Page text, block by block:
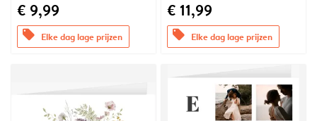
€ 9,99
offers Elke dag lage prijzen
€ 11,99
offers Elke dag lage prijzen